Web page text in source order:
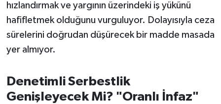
hızlandırmak ve yargının üzerindeki iş yükünü
hafifletmek olduğunu vurguluyor. Dolayısıyla ceza
sürelerini doğrudan düşürecek bir madde masada
yer almıyor.
Denetimli Serbestlik
Genişleyecek Mi? "Oranlı İnfaz"
Sındırgı
SPOR
Susurluk